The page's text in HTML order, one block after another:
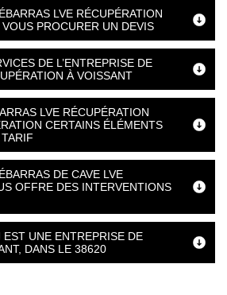
LVE RÉCUPÉRATION
PROCURER UN DEVIS
DE L’ENTREPRISE DE
À VOISSANT
LVE RÉCUPÉRATION
CERTAINS ÉLÉMENTS
DE CAVE LVE
OFFRE DES INTERVENTIONS
EST UNE ENTREPRISE DE
DANS LE 38620